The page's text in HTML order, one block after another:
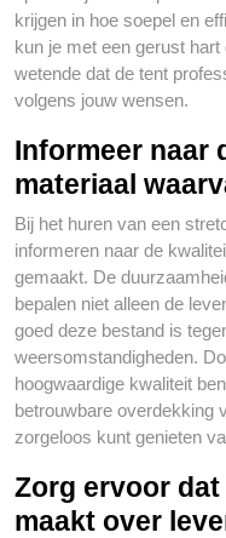
krijgen in hoe soepel en
kun je met een gerust
wetende dat de tent
volgens jouw wensen.
Informeer naar
materiaal
Bij het huren van een
informeren naar de
gemaakt. De
bepalen niet alleen de
goed deze bestand is
weersomstandigheden.
hoogwaardige kwaliteit
betrouwbare overdekking
zorgeloos kunt genieten
Zorg ervoor
maakt over